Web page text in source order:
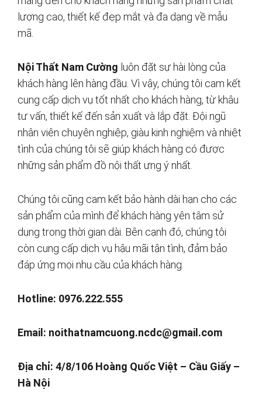
lượng cao, thiết kế đẹp mắt và đa dạng về mẫu
mã.
Nội Thất Nam Cường luôn đặt sự hài lòng của
khách hàng lên hàng đầu. Vì vậy, chúng tôi cam kết
cung cấp dịch vụ tốt nhất cho khách hàng, từ khâu
tư vấn, thiết kế đến sản xuất và lắp đặt. Đội ngũ
nhân viên chuyên nghiệp, giàu kinh nghiệm và nhiệt
tình của chúng tôi sẽ giúp khách hàng có được
những sản phẩm đồ nội thất ưng ý nhất.
Chúng tôi cũng cam kết bảo hành dài hạn cho các
sản phẩm của mình để khách hàng yên tâm sử
dụng trong thời gian dài. Bên cạnh đó, chúng tôi
còn cung cấp dịch vụ hậu mãi tận tình, đảm bảo
đáp ứng mọi nhu cầu của khách hàng.
Hotline: 0976.222.555
Email: noithatnamcuong.ncdc@gmail.com
Địa chỉ: 4/8/106 Hoàng Quốc Việt – Cầu Giấy –
Hà Nội